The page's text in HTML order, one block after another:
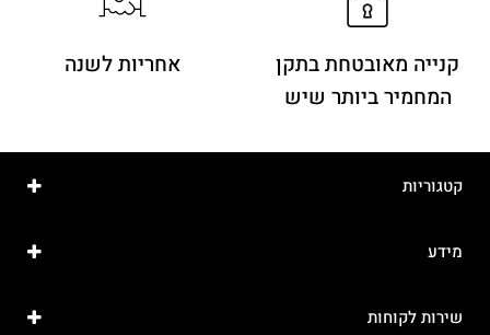
קנייה מאובטחת בתקן
המחמיר ביותר שיש
אחריות לשנה
קטגוריות
מידע
שירות לקוחות